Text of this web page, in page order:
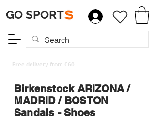
Free delivery from €60
GO SPORTS
Birkenstock ARIZONA /
MADRID / BOSTON
Sandals - Shoes